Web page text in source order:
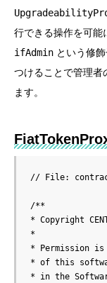
行できる操作を可能
ifAdmin という修
つけることで管理者
ます。
// File:
/**
* Copyright
*
* Permission
* of this
* in the